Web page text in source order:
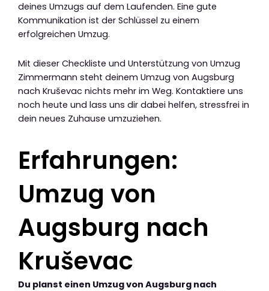
deines Umzugs auf dem Laufenden. Eine gute
Kommunikation ist der Schlüssel zu einem
erfolgreichen Umzug.
Mit dieser Checkliste und Unterstützung von Umzug
Zimmermann steht deinem Umzug von Augsburg
nach Kruševac nichts mehr im Weg. Kontaktiere uns
noch heute und lass uns dir dabei helfen, stressfrei in
dein neues Zuhause umzuziehen.
Erfahrungen:
Umzug von
Augsburg nach
Kruševac
Du planst einen Umzug von Augsburg nach